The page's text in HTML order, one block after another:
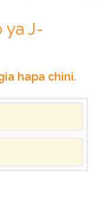
ya J-
hapa chini.